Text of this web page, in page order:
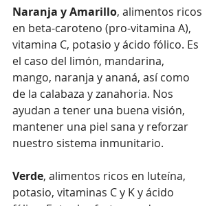
Naranja y Amarillo, alimentos ricos
en beta-caroteno (pro-vitamina A),
vitamina C, potasio y ácido fólico. Es
el caso del limón, mandarina,
mango, naranja y ananá, así como
de la calabaza y zanahoria. Nos
ayudan a tener una buena visión,
mantener una piel sana y reforzar
nuestro sistema inmunitario.
Verde, alimentos ricos en luteína,
potasio, vitaminas C y K y ácido